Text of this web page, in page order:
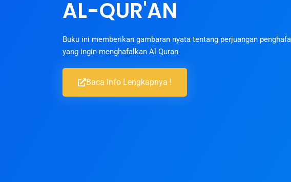
AL-QUR'AN
Buku ini memberikan gambaran nyata tentang perjuangan
yang ingin menghafalkan Al Quran
Baca Info Lengkapnya !